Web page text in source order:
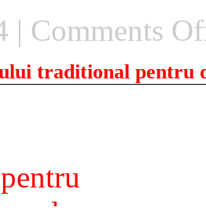
| Comments
traditional pentru